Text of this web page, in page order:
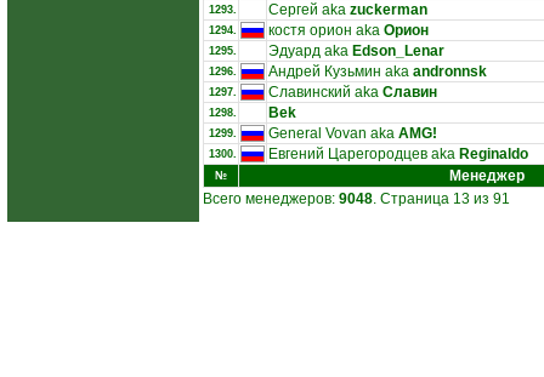
1293. Сергей aka zuckerman
1294. костя орион aka Орион
1295. Эдуард aka Edson_Lenar
1296. Андрей Кузьмин aka andronnsk
1297. Славинский aka Славин
1298. Bek
1299. General Vovan aka AMG!
1300. Евгений Царегородцев aka Reginaldo
№
Менеджер
Всего менеджеров: 9048. Страница 13 из 91